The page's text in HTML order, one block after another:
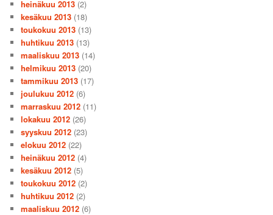
heinäkuu 2013 (2)
kesäkuu 2013 (18)
toukokuu 2013 (13)
huhtikuu 2013 (13)
maaliskuu 2013 (14)
helmikuu 2013 (20)
tammikuu 2013 (17)
joulukuu 2012 (6)
marraskuu 2012 (11)
lokakuu 2012 (26)
syyskuu 2012 (23)
elokuu 2012 (22)
heinäkuu 2012 (4)
kesäkuu 2012 (5)
toukokuu 2012 (2)
huhtikuu 2012 (2)
maaliskuu 2012 (6)